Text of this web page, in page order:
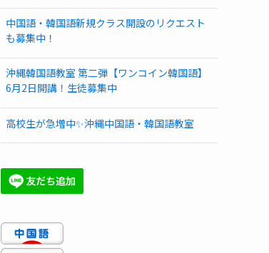
中国語・韓国語新規クラス開設のリクエスト
も募集中！
沖縄韓国語教室 第二弾【ワンコイン韓国語】
6月2日開講！生徒募集中
高校生が急増中✨沖縄中国語・韓国語教室